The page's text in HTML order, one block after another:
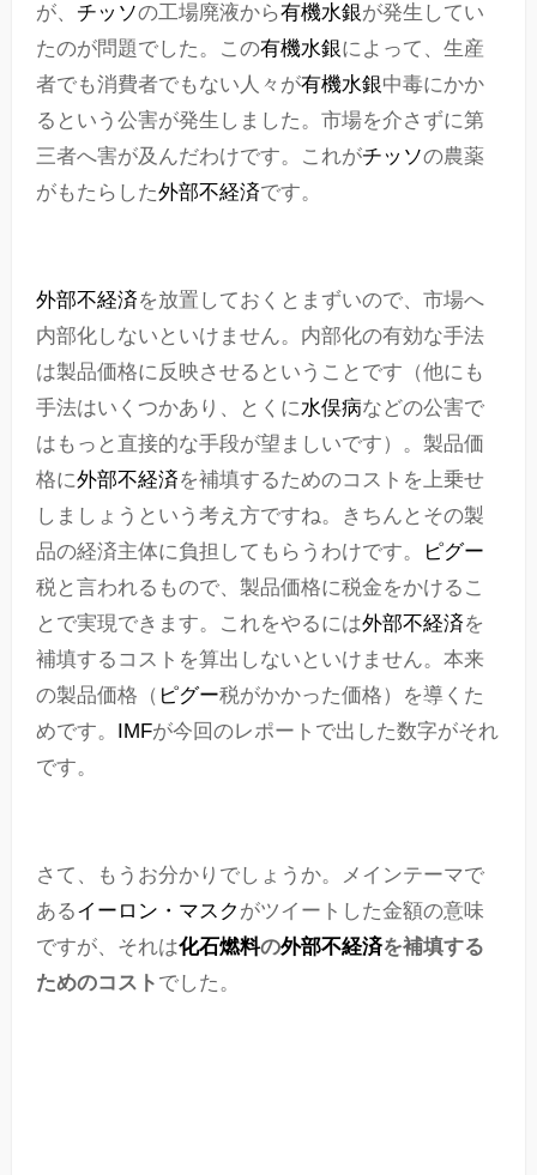
が、 チッソの工場廃液から有機水銀が発生してい
たのが問題でした。この有機水銀によって、生産
者でも消費者でもない人々が有機水銀中毒にかか
るという公害が発生しました。市場を介さずに第
三者へ害が及んだわけです。これがチッソの農薬
がもたらした外部不経済です。
外部不経済を放置しておくとまずいので、市場へ
内部化しないといけません。内部化の有効な手法
は製品価格に反映させるということです（他にも
手法はいくつかあり、とくに水俣病などの公害で
はもっと直接的な手段が望ましいです）。製品価
格に外部不経済を補填するためのコストを上乗せ
しましょうという考え方ですね。きちんとその製
品の経済主体に負担してもらうわけです。
ピグー
税と言われるもので、製品価格に税金をかけるこ
とで実現できます。これをやるには外部不経済を
補填するコストを算出しないといけません。本来
の製品価格（ ピグー税がかかった価格）を導くた
めです。 IMFが今回のレポートで出した数字がそれ
です。
さて、もうお分かりでしょうか。メインテーマで
あるイーロン・マスク がツイートした金額の意味
ですが、それは化石燃料の外部不経済を補填する
ためのコスト でした。